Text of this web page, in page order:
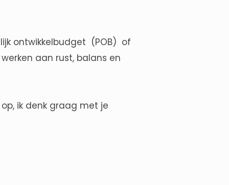
ontwikkelbudget (POB) of
aan rust, balans en
ik denk graag met je